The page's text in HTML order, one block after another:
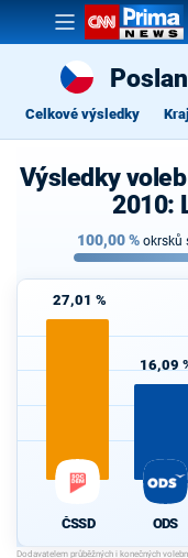
Celkové výsledky
Výsledky
2010:
100,00% okrsků
27,01 %
ČSSD
16,09
ODS